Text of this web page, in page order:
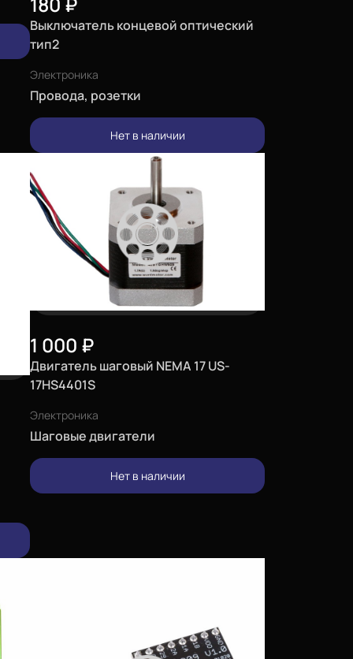
Выключатель концевой оптический
тип2
Электроника
Провода, розетки
Нет в наличии
1 000 ₽
Двигатель шаговый NEMA 17 US-
17HS4401S
Электроника
Шаговые двигатели
Нет в наличии